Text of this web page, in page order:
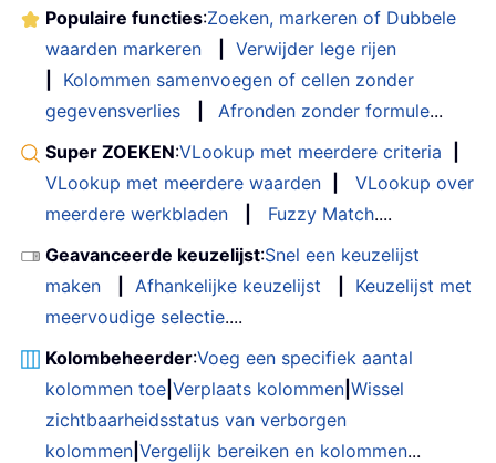
Populaire functies:Zoeken, markeren of Dubbele
waarden markeren
Verwijder lege rijen
Kolommen samenvoegen of cellen zonder
gegevensverlies
Afronden zonder formule...
Super ZOEKEN:VLookup met meerdere criteria
VLookup met meerdere waarden
VLookup over
meerdere werkbladen
Fuzzy Match....
Geavanceerde keuzelijst:Snel een keuzelijst
maken
Afhankelijke keuzelijst
Keuzelijst met
meervoudige selectie....
Kolombeheerder:Voeg een specifiek aantal
kolommen toe Verplaats kolommen Wissel
zichtbaarheidsstatus van verborgen
kolommen Vergelijk bereiken en kolommen...